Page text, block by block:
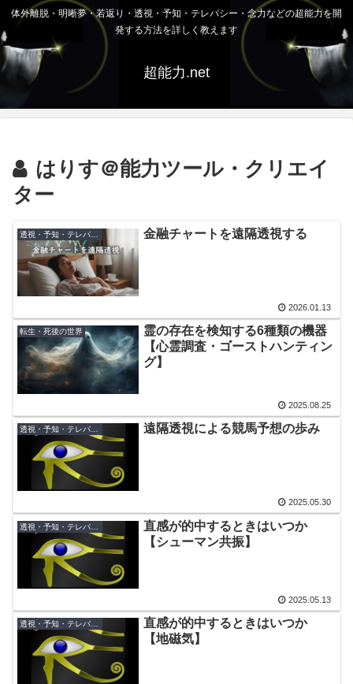
体外離脱・明晰夢・若返り・透視・予知・テレパシー・念力などの超能力を開
発する方法を詳しく教えます
超能力.net
はりす＠能力ツール・クリエイ
ター
金融チャートを遠隔透視する
2026.01.13
転生・死後の世界
霊の存在を検知する6種類の機器
【心霊調査・ゴーストハンティン
グ】
2025.08.25
遠隔透視による競馬予想の歩み
2025.05.30
直感が的中するときはいつか
【シューマン共振】
2025.05.13
透視・予知・テレパシー
直感が的中するときはいつか
【地磁気】